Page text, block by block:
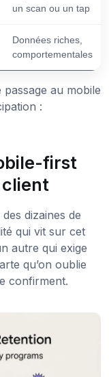
un scan ou un tap
Données riches,
comportementales
passage au mobile
:
first
dizaines de
qui vit sur cet
autre qui exige
qu’on oublie
confirment.